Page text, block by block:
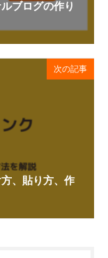
ブログの作り
次の記事
、貼り方、作